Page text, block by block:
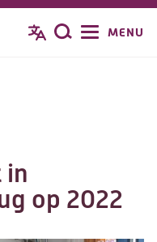
Zoeken
MENU
in
op 2022